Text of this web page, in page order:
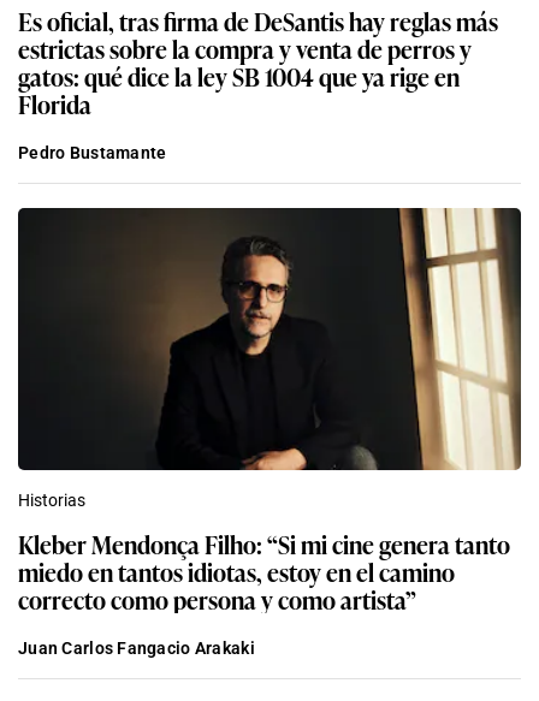
Es oficial, tras firma de DeSantis hay reglas más
estrictas sobre la compra y venta de perros y
gatos: qué dice la ley SB 1004 que ya rige en
Florida
Pedro Bustamante
Historias
Kleber Mendonça Filho: “Si mi cine genera tanto
miedo en tantos idiotas, estoy en el camino
correcto como persona y como artista”
Juan Carlos Fangacio Arakaki